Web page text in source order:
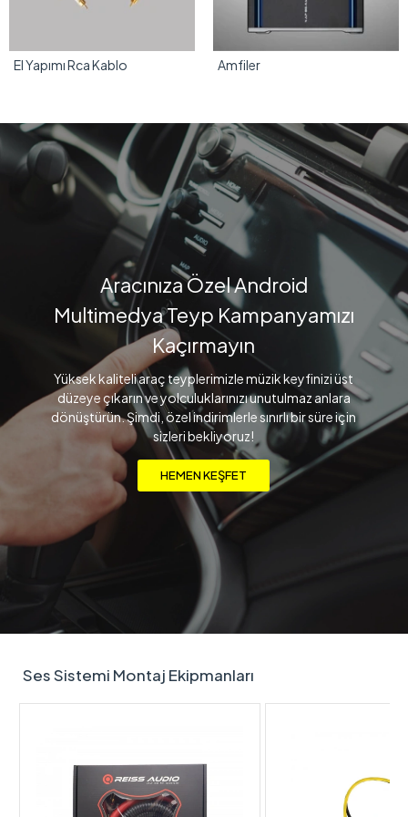
El Yapımı Rca Kablo Amfiler
Aracınıza Özel Android
Multimedya Teyp Kampanyamızı
Kaçırmayın
Yüksek kaliteli araç teyplerimizle müzik keyfinizi üst
düzeye çıkarın ve yolculuklarınızı unutulmaz anlara
dönüştürün. Şimdi, özel indirimlerle sınırlı bir süre için
sizleri bekliyoruz!
HEMEN KEŞFET
Ses Sistemi Montaj Ekipmanları